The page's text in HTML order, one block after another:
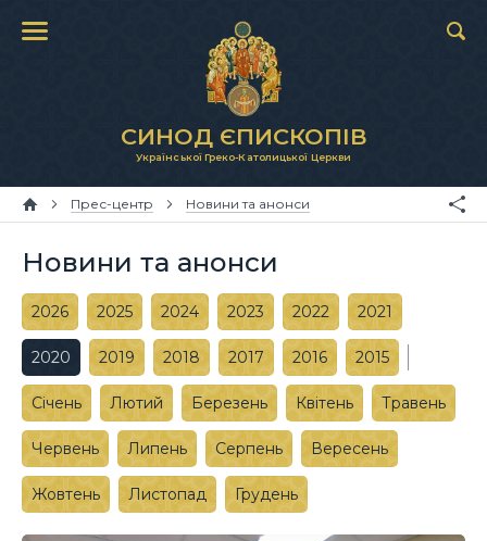
СИНОД ЄПИСКОПІВ
Української Греко-Католицької Церкви
Прес-центр Новини та анонси
Новини та анонси
2026 2025 2024 2023 2022 2021
2020 2019 2018 2017 2016 2015
Січень Лютий Березень Квітень Травень
Червень Липень Серпень Вересень
Жовтень Листопад Грудень